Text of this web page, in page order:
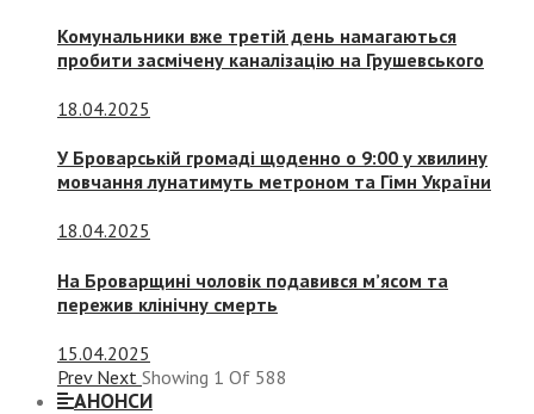
Комунальники вже третій день намагаються
пробити засмічену каналізацію на Грушевського
18.04.2025
У Броварській громаді щоденно о 9:00 у хвилину
мовчання лунатимуть метроном та Гімн України
18.04.2025
На Броварщині чоловік подавився м’ясом та
пережив клінічну смерть
15.04.2025
Prev Next Showing 1 Of 588
АНОНСИ